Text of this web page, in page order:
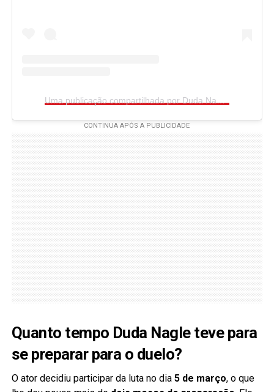
Uma publicação compartilhada por Duda Nagle (@dudanagle)
Quanto tempo Duda Nagle teve para
se preparar para o duelo?
O ator decidiu participar da luta no dia 5 de março, o que